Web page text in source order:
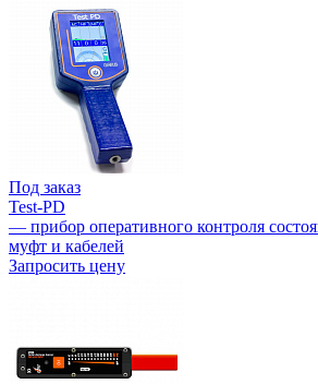
Под заказ
Test-PD
— прибор оперативного контроля
муфт и кабелей
Запросить цену